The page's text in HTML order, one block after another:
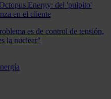
Energy: del 'pulpito'
en el cliente
es de control de tensión,
la nuclear"